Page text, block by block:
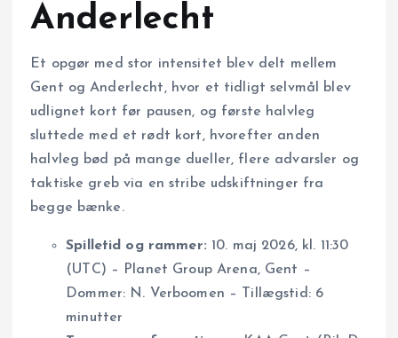
Anderlecht
Et opgør med stor intensitet blev delt mellem
Gent og Anderlecht, hvor et tidligt selvmål blev
udlignet kort før pausen, og første halvleg
sluttede med et rødt kort, hvorefter anden
halvleg bød på mange dueller, flere advarsler og
taktiske greb via en stribe udskiftninger fra
begge bænke.
Spilletid og rammer: 10. maj 2026, kl. 11:30
(UTC) – Planet Group Arena, Gent –
Dommer: N. Verboomen – Tillægstid: 6
minutter